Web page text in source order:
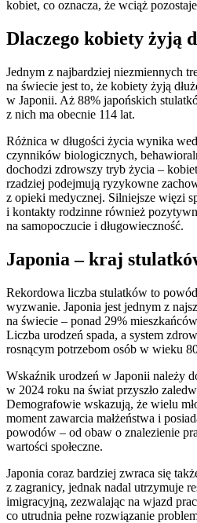
kobiet, co oznacza, że wciąż
Dlaczego kobiety żyją
Jednym z najbardziej niezmiennych
na świecie jest to, że kobiety żyją
w Japonii. Aż 88% japońskich
z nich ma obecnie 114 lat.
Różnica w długości życia wynika
czynników biologicznych,
dochodzi zdrowszy tryb życia –
rzadziej podejmują ryzykowne
z opieki medycznej. Silniejsze więzi
i kontakty rodzinne również
na samopoczucie i długowieczność.
Japonia – kraj
Rekordowa liczba stulatków to
wyzwanie. Japonia jest jednym z
na świecie – ponad 29%
Liczba urodzeń spada, a system
rosnącym potrzebom osób w wieku
Wskaźnik urodzeń w Japonii należy
w 2024 roku na świat przyszło
Demografowie wskazują, że wielu
moment zawarcia małżeństwa i
powodów – od obaw o znalezienie
wartości społeczne.
Japonia coraz bardziej zwraca się
z zagranicy, jednak nadal utrzymuje
imigracyjną, zezwalając na wjazd
co utrudnia pełne rozwiązanie